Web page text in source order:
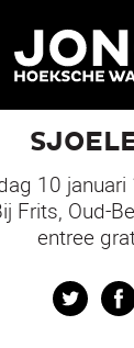
10 januari
Frits, Oud-
entree